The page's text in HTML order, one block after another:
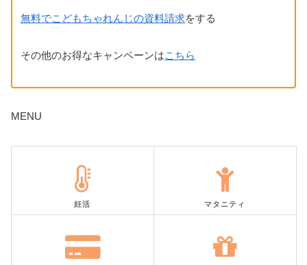
無料でこどもちゃれんじの資料請求をする
その他のお得なキャンペーンはこちら
MENU
妊活 マタニティ